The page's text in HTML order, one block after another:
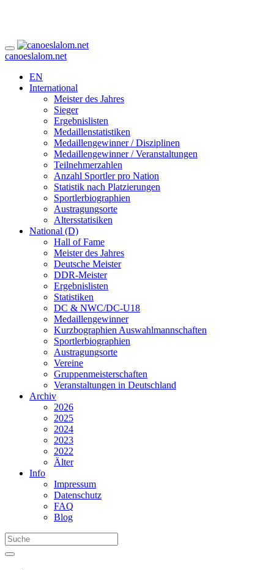
canoeslalom.net
EN
International
Meister des Jahres
Sieger
Ergebnislisten
Medaillenstatistiken
Medaillengewinner / Disziplinen
Medaillengewinner / Veranstaltungen
Teilnehmerzahlen
Anzahl Sportler pro Nation
Statistik nach Platzierungen
Sportlerbiographien
Austragungsorte
Altersstatisiken
National (D)
Hall of Fame
Meister des Jahres
Deutsche Meister
DDR-Meister
Ergebnislisten
Statistiken
DC & NWC/DC-U18
Medaillengewinner
Kurzbographien Auswahlmannschaften
Sportlerbiographien
Austragungsorte
Vereine
Gruppenmeisterschaften
Veranstaltungen in Deutschland
Archiv
2026
2025
2024
2023
2022
Älter
Info
Impressum
Datenschutz
FAQ
Blog